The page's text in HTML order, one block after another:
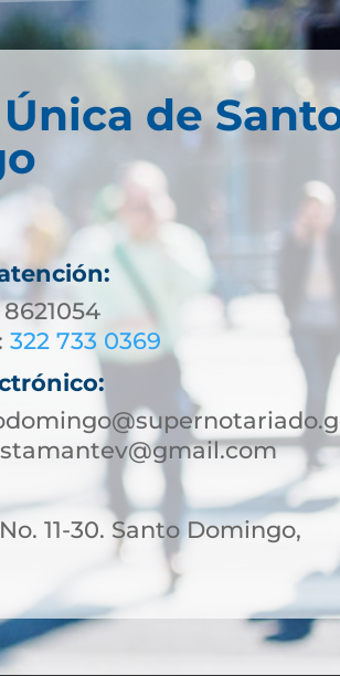
de
322 733 0369
11-30. Santo Domingo,